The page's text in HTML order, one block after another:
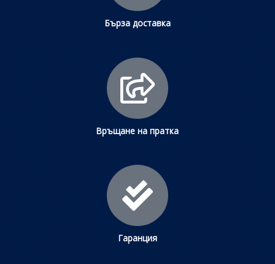
Бърза доставка
Връщане на пратка
Гаранция